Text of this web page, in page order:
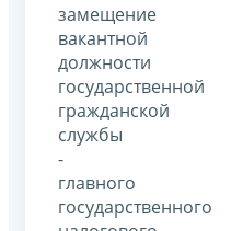
замещение
вакантной
должности
государственной
гражданской
службы
-
главного
государственного